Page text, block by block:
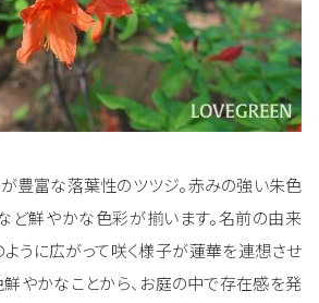
豊富な落葉性のツツジ。赤みの強い朱色
ど鮮やかな色彩が揃います。名前の由来
うに広がって咲く様子が蓮華を連想させ
鮮やかなことから、お庭の中で存在感を発